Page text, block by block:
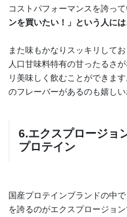
コストパフォーマンスを誇って
ンを買いたい！」という人に
また味もかなりスッキリして
人口甘味料特有の甘ったるさ
リ美味しく飲むことができま
のフレーバーがあるのも嬉しい
6.エクスプロージョ
プロテイン
国産プロテインブランドの中
を誇るのがエクスプロージョ